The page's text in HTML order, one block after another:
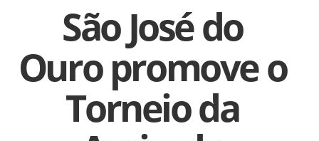
São José do
Ouro promove o
Torneio da